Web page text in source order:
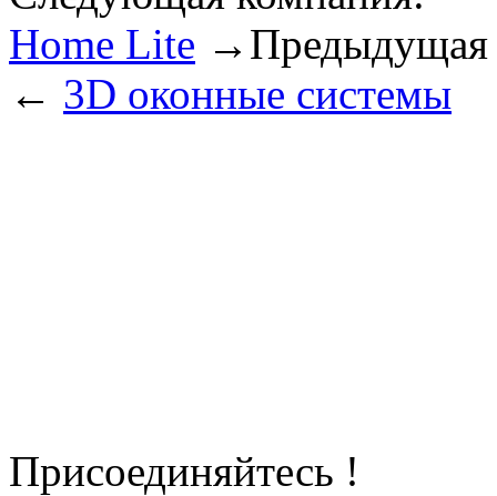
Home Lite → Предыдущая
← 3D оконные системы
Присоединяйтесь !